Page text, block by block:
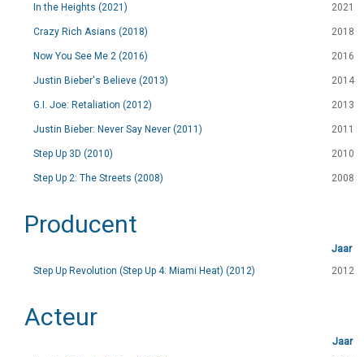
In the Heights (2021) 2021
Crazy Rich Asians (2018) 2018
Now You See Me 2 (2016) 2016
Justin Bieber's Believe (2013) 2014
G.I. Joe: Retaliation (2012) 2013
Justin Bieber: Never Say Never (2011) 2011
Step Up 3D (2010) 2010
Step Up 2: The Streets (2008) 2008
Producent
Jaar
Step Up Revolution (Step Up 4: Miami Heat) (2012)
2012
Acteur
Jaar